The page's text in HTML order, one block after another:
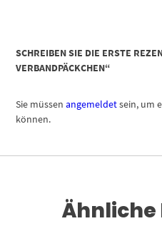
SCHREIBEN SIE DIE ERSTE
VERBANDPÄCKCHEN“
Sie müssenangemeldetsein, um
können.
Ähnliche